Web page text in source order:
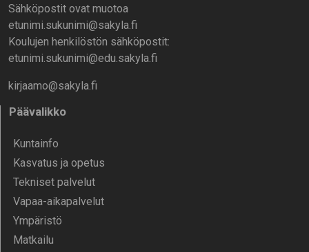
Sähköpostit ovat muotoa
etunimi.sukunimi@sakyla.fi
Koulujen henkilöstön sähköpostit:
etunimi.sukunimi@edu.sakyla.fi
kirjaamo@sakyla.fi
Päävalikko
Kunta­info
Kasvatus ja opetus
Tekniset palvelut
Vapaa-aika­palvelut
Ympä­ristö
Mat­kailu